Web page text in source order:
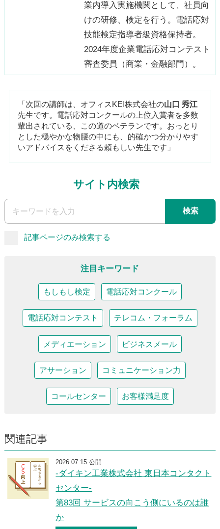
業内導入実施機関として、社員向
けの研修、検定を行う。電話応対
技能検定指導者級資格保持者。
2024年度企業電話応対コンテスト
審査委員（商業・金融部門）。
「次回の講師は、オフィスKEI株式会社の山口 秀江
先生です。電話応対コンクールの上位入賞者を多数
輩出されている、この道のベテランです。おっとり
とした穏やかな物腰の中にも、的確かつ分かりやす
いアドバイスをくださる頼もしい先生です」
サイト内検索
検索
記事ページのみ検索する
注目キーワード
もしもし検定 電話応対コンクール
電話応対コンテスト テレコム・フォーラム
メディエーション ビジネスメール
アサーション コミュニケーション力
コールセンター お客様満足度
関連記事
2026.07.15 公開
-ダイキン工業株式会社 東日本コンタクト
センター-
第83回 サービスの向こう側にいるのは誰
か